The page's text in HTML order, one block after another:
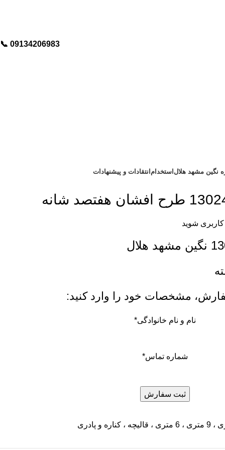
📞︁ 09134206983
نگین مشهد هلالاستخدامانتقادات و پیشنهادات
شوید
مشخصات خود را وارد کنید:
نام و نام خانوادگی*
شماره تماس*